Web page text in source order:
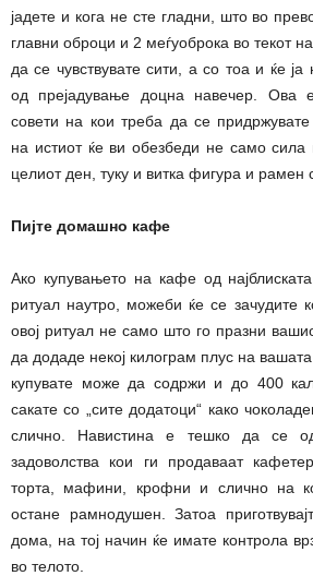
јадете и кога не сте гладни, што во
главни оброци и 2 меѓуоброка во текот
да се чувствувате сити, а со тоа и ќе ја
од прејадување доцна навечер. Ова
совети на кои треба да се придржувате
на истиот ќе ви обезбеди не само сила
целиот ден, туку и витка фигура и рамен
Пијте домашно кафе
Ако купувањето на кафе од
ритуал наутро, можеби ќе се зачудите
овој ритуал не само што го празни
да додаде некој килограм плус на
купувате може да содржи и до 400
сакате со „сите додатоци“ како
слично. Навистина е тешко да се
задоволства кои ги продаваат
торта, мафини, крофни и слично на
остане рамнодушен. Затоа
дома, на тој начин ќе имате контрола
во телото.